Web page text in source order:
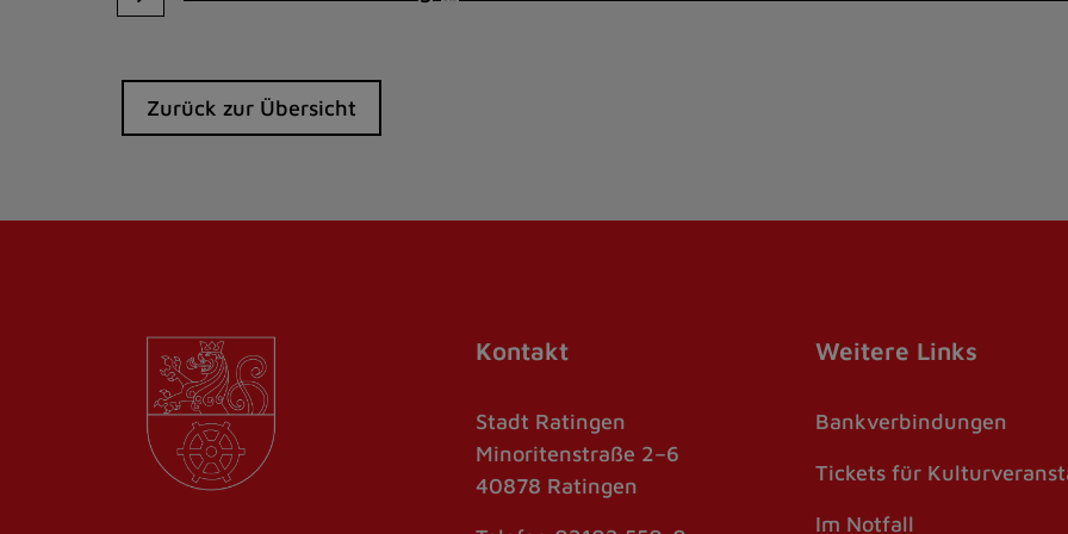
Zurück zur Übersicht
Kontakt
Stadt Ratingen
Minoritenstraße 2–6
40878 Ratingen
Weitere Links
Bankverbindungen
Tickets für
Im Notfall